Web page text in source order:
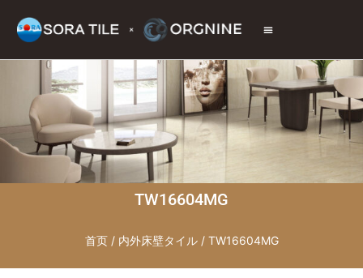
TW16604MG
首页/ 内外床壁タイル/ TW16604MG